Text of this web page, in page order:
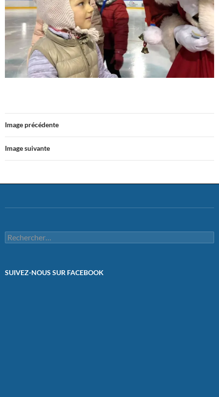
Image précédente
Image suivante
Rechercher :
SUIVEZ-NOUS SUR FACEBOOK